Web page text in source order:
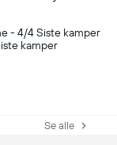
- 4/4 Siste kamper
kamper
Se alle